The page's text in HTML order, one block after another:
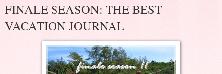
FINALE SEASON: THE BEST
VACATION JOURNAL